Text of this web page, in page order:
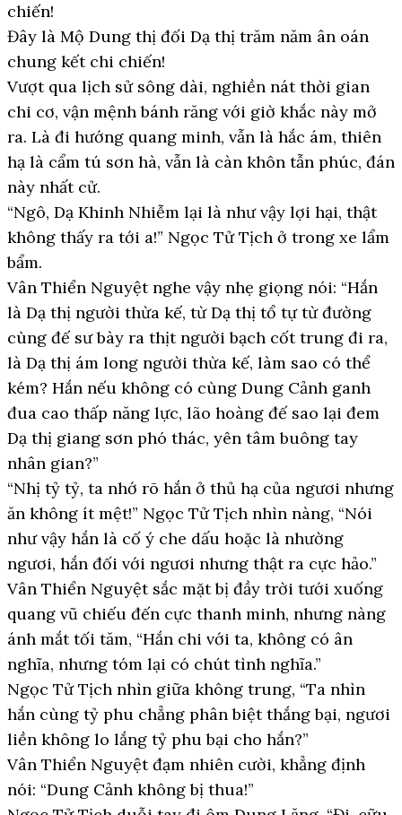
chiến!
Đây là Mộ Dung thị đối Dạ thị trăm năm ân oán
chung kết chi chiến!
Vượt qua lịch sử sông dài, nghiền nát thời gian
chi cơ, vận mệnh bánh răng với giờ khắc này mở
ra. Là đi hướng quang minh, vẫn là hắc ám, thiên
hạ là cẩm tú sơn hà, vẫn là càn khôn tẫn phúc, đán
này nhất cử.
“Ngô, Dạ Khinh Nhiễm lại là như vậy lợi hại, thật
không thấy ra tới a!” Ngọc Tử Tịch ở trong xe lẩm
bẩm.
Vân Thiển Nguyệt nghe vậy nhẹ giọng nói: “Hắn
là Dạ thị người thừa kế, từ Dạ thị tổ tự từ đường
cùng đế sư bày ra thịt người bạch cốt trung đi ra,
là Dạ thị ám long người thừa kế, làm sao có thể
kém? Hắn nếu không có cùng Dung Cảnh ganh
đua cao thấp năng lực, lão hoàng đế sao lại đem
Dạ thị giang sơn phó thác, yên tâm buông tay
nhân gian?”
“Nhị tỷ tỷ, ta nhớ rõ hắn ở thủ hạ của ngươi nhưng
ăn không ít mệt!” Ngọc Tử Tịch nhìn nàng, “Nói
như vậy hắn là cố ý che dấu hoặc là nhường
ngươi, hắn đối với ngươi nhưng thật ra cực hảo.”
Vân Thiển Nguyệt sắc mặt bị đầy trời tưới xuống
quang vũ chiếu đến cực thanh minh, nhưng nàng
ánh mắt tối tăm, “Hắn chi với ta, không có ân
nghĩa, nhưng tóm lại có chút tình nghĩa.”
Ngọc Tử Tịch nhìn giữa không trung, “Ta nhìn
hắn cùng tỷ phu chẳng phân biệt thắng bại, ngươi
liền không lo lắng tỷ phu bại cho hắn?”
Vân Thiển Nguyệt đạm nhiên cười, khẳng định
nói: “Dung Cảnh không bị thua!”